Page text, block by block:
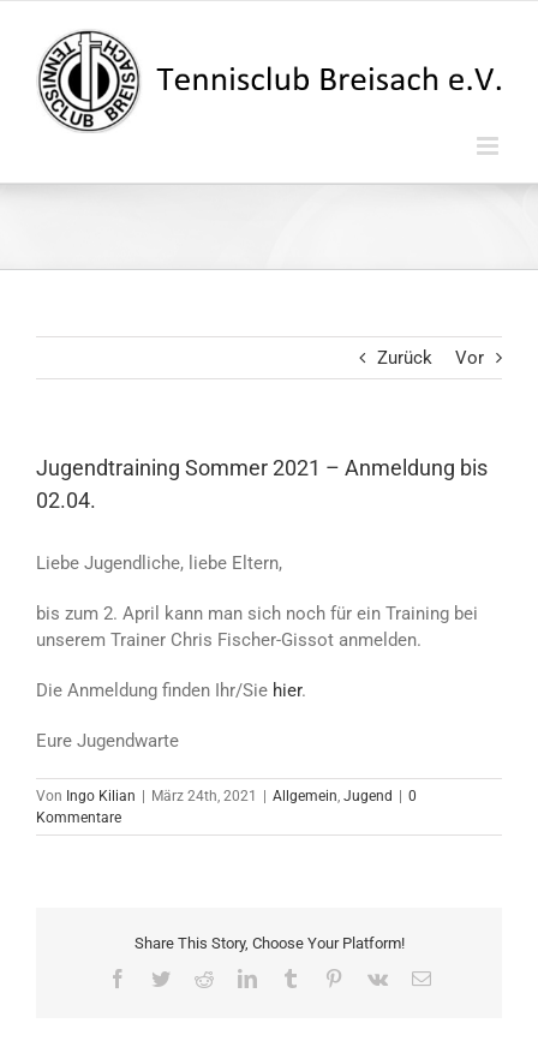
springen
Zurück Vor
Jugendtraining Sommer 2021 – Anmeldung bis
02.04.
Liebe Jugendliche, liebe Eltern,
bis zum 2. April kann man sich noch für ein Training bei
unserem Trainer Chris Fischer-Gissot anmelden.
Die Anmeldung finden Ihr/Sie hier.
Eure Jugendwarte
Von Ingo Kilian März 24th, 2021 Allgemein, Jugend
0
Kommentare
Share This Story, Choose Your Platform!
Facebook
TwitterRedditLinkedInTumblr Pinterest
Vk
E-